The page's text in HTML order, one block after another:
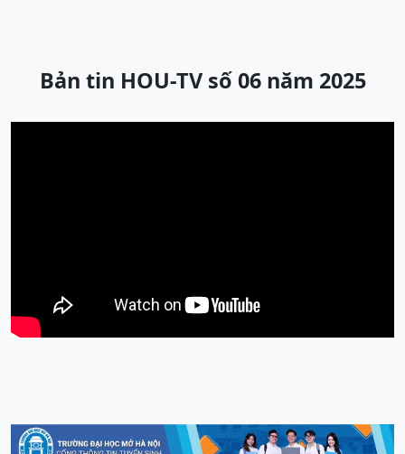
Bản tin HOU-TV số 06 năm 2025